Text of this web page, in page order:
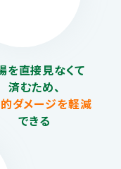
を直接見なくて
済むため、
ダメージを軽減
できる